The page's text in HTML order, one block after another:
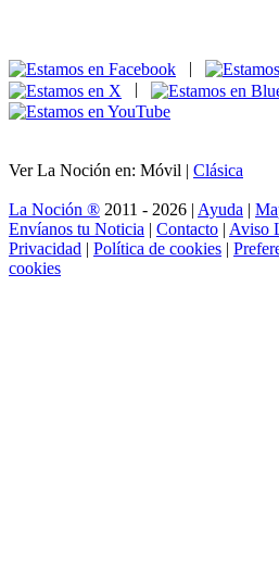
|
|
Ver La Noción en: Móvil | Clásica
La Noción ® 2011 - 2026 | Ayuda |
Envíanos tu Noticia | Contacto | Aviso
Privacidad | Política de cookies |
cookies